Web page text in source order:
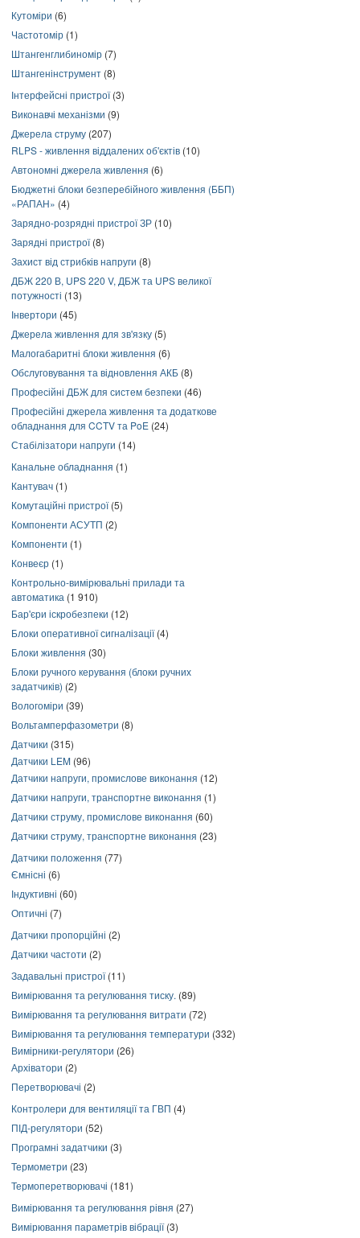
Кутоміри (6)
Частотомір (1)
Штангенглибиномір (7)
Штангенінструмент (8)
Інтерфейсні пристрої(3)
Виконавчі механізми (9)
Джерела струму (207)
RLPS - живлення віддалених об'єктів (10)
Автономні джерела живлення (6)
Бюджетні блоки безперебійного живлення (ББП)
«РАПАН» (4)
Зарядно-розрядні пристрої ЗР (10)
Зарядні пристрої(8)
Захист від стрибків напруги (8)
ДБЖ 220 В, UPS 220 V, ДБЖ та UPS великої
потужності (13)
Інвертори (45)
Джерела живлення для зв'язку (5)
Малогабаритні блоки живлення (6)
Обслуговування та відновлення АКБ (8)
Професійні ДБЖ для систем безпеки (46)
Професійні джерела живлення та додаткове
обладнання для CCTV та PoE (24)
Стабілізатори напруги (14)
Канальне обладнання (1)
Кантувач (1)
Комутаційні пристрої(5)
Компоненти АСУТП (2)
Компоненти (1)
Конвеєр (1)
Контрольно-вимірювальні прилади та
автоматика (1 910)
Бар'єри іскробезпеки (12)
Блоки оперативної сигналізації(4)
Блоки живлення (30)
Блоки ручного керування (блоки ручних
задатчиків) (2)
Вологоміри (39)
Вольтамперфазометри (8)
Датчики (315)
Датчики LEM (96)
Датчики напруги, промислове виконання (12)
Датчики напруги, транспортне виконання (1)
Датчики струму, промислове виконання (60)
Датчики струму, транспортне виконання (23)
Датчики положення (77)
Ємнісні (6)
Індуктивні (60)
Оптичні (7)
Датчики пропорційні (2)
Датчики частоти (2)
Задавальні пристрої(11)
Вимірювання та регулювання тиску. (89)
Вимірювання та регулювання витрати (72)
Вимірювання та регулювання температури (332)
Вимірники-регулятори (26)
Архіватори (2)
Перетворювачі (2)
Контролери для вентиляції та ГВП (4)
ПІД-регулятори (52)
Програмні задатчики (3)
Термометри (23)
Термоперетворювачі (181)
Вимірювання та регулювання рівня (27)
Вимірювання параметрів вібрації(3)